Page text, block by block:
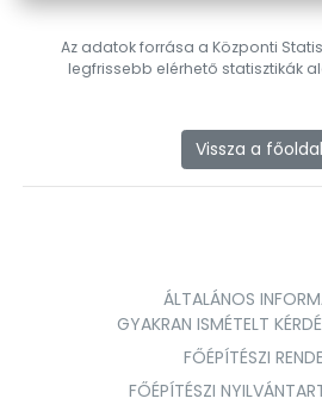
Az adatok forrása a Központi
legfrissebb elérhető statisztikák
Vissza a
ÁLTALÁNOS
GYAKRAN ISMÉTELT
FŐÉPÍTÉSZI
FŐÉPÍTÉSZI